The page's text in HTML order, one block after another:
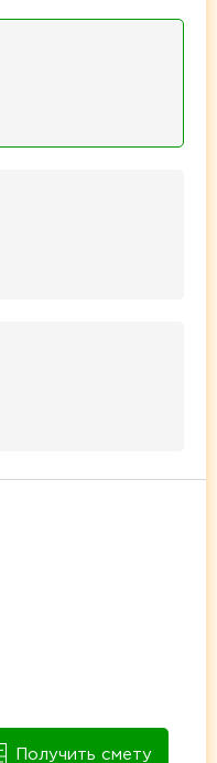
Получить смету